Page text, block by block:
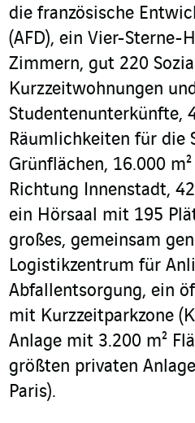
die französische
(AFD), ein Vier-Sterne-
Zimmern, gut 220
Kurzzeitwohnungen
Studentenunterkünfte,
Räumlichkeiten für die
Grünflächen, 16.000
Richtung Innenstadt,
ein Hörsaal mit 195
großes, gemeinsam
Logistikzentrum für
Abfallentsorgung, ein
mit Kurzzeitparkzone
Anlage mit 3.200 m²
größten privaten
Paris).